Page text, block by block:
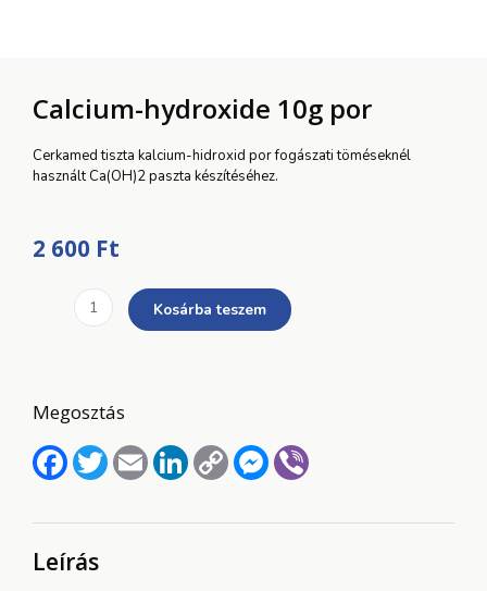
Calcium-hydroxide 10g por
Cerkamed tiszta kalcium-hidroxid por fogászati töméseknél
használt Ca(OH)2 paszta készítéséhez.
2 600 Ft
Calcium-
hydroxide
Kosárba teszem
Megosztás
FacebookTwitterEmail LinkedInCopy
Link
Messenger
Leírás